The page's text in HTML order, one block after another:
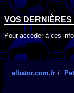
VOS
Pour accéder à ces
albator.com.fr